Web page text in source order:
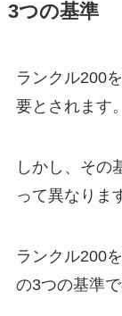
3つの基準
ランクル200
要とされます。
しかし、その
って異なりま
ランクル200
の3つの基準で